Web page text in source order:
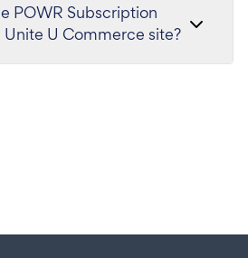
POWR Subscription
U Commerce site?